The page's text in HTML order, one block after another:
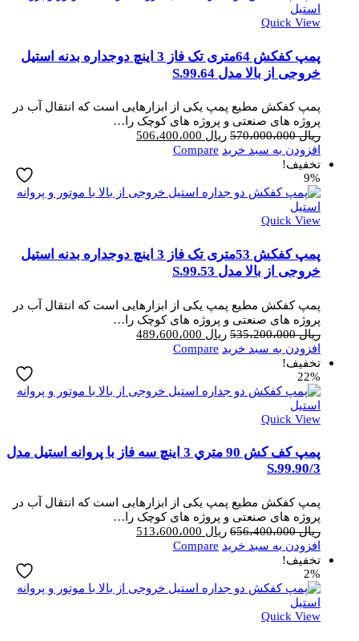
Quick View
پمپ کفکش 64متری تک فاز 3 اینچ دوجداره بدنه استیل
خروجی از بالا مدل S.99.64
پمپ کفکش مطیع پمپ یکی از ابزارهایی است که انتقال آب در
پروژه های صنعتی و پروژه های کوچک را…
ریال570،000،000
قیمت
اصلی
ریال
قیمت
افزودن به سبد خرید Compare
تخفیف!
9%
Quick View
پمپ کفکش 53متری تک فاز 3 اینچ دوجداره بدنه استیل
خروجی از بالا مدل S.99.53
پمپ کفکش مطیع پمپ یکی از ابزارهایی است که انتقال آب در
پروژه های صنعتی و پروژه های کوچک را…
ریال535،200،000
قیمت
اصلی
ریال
قیمت
افزودن به سبد خرید Compare
تخفیف!
22%
Quick View
پمپ کف کش 90 متري 3 اینچ سه فاز با پروانه استیل مدل
3/S.99.90
پمپ کفکش مطیع پمپ یکی از ابزارهایی است که انتقال آب در
پروژه های صنعتی و پروژه های کوچک را…
ریال656،400،000
قیمت
اصلی
ریال
افزودن به سبد خرید Compare
تخفیف!
2%
Quick View